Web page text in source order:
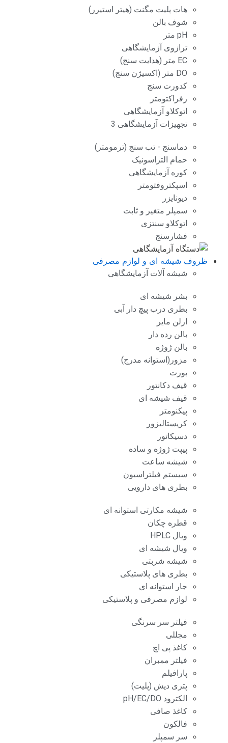
هات پلیت مگنت (هیتر استیرر)
شوف بالن
pH متر
ترازوی آزمایشگاهی
EC متر (هدایت سنج)
DO متر (اکسیژن سنج)
کدورت سنج
رفراکتومتر
اتوکلاو آزمایشگاهی
تجهیزات آزمایشگاهی 3
دماسنج - تب سنج (ترمومتر)
حمام التراسونیک
کوره آزمایشگاهی
اسپکتروفتومتر
دیونایزر
سمپلر متغیر و ثابت
اتوکلاو سنتزی
فشارسنج
ظروف شیشه ای و لوازم مصرفی
شیشه آلات آزمایشگاهی
بشر شیشه ای
بطری درب پیچ دار آبی
ارلن مایر
بالن رده دار
بالن ژوژه
مزور(استوانه مدرج)
بورت
قیف دکانتور
قیف شیشه ای
پیکنومتر
کریستالیزور
دسیکاتور
پیپت ژوژه و ساده
شیشه ساعت
سیستم فیلتراسیون
بطری های دارویی
شیشه مکارتی استوانه ای
قطره چکان
ویال HPLC
ویال شیشه ای
شیشه شربتی
بطری های پلاستیکی
جار استوانه ای
لوازم مصرفی و پلاستیکی
فیلتر سر سرنگی
مجللی
کاغذ پی اچ
فیلتر ممبران
پارافیلم
پتری دیش (پلیت)
الکترود pH/EC/DO
کاغذ صافی
فالکون
سر سمپلر